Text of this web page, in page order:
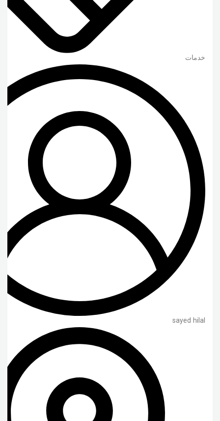
خدمات
sayed hilal